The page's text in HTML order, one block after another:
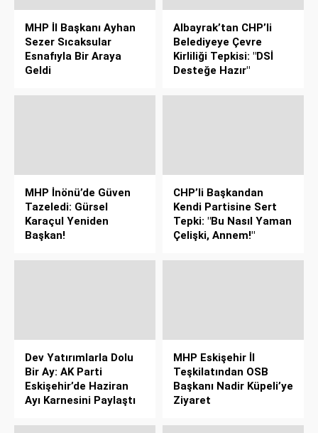
MHP İl Başkanı Ayhan
Sezer Sıcaksular
Esnafıyla Bir Araya
Geldi
Albayrak’tan CHP’li
Belediyeye Çevre
Kirliliği Tepkisi: "DSİ
Desteğe Hazır"
MHP İnönü’de Güven
Tazeledi: Gürsel
Karaçul Yeniden
Başkan!
CHP’li Başkandan
Kendi Partisine Sert
Tepki: "Bu Nasıl Yaman
Çelişki, Annem!"
Dev Yatırımlarla Dolu
Bir Ay: AK Parti
Eskişehir’de Haziran
Ayı Karnesini Paylaştı
MHP Eskişehir İl
Teşkilatından OSB
Başkanı Nadir Küpeli’ye
Ziyaret